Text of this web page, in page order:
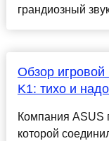
грандиозный
Обзор
K1: тихо и
Компания ASUS
которой